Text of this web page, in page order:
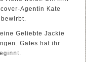
Agentin Kate
Geliebte Jackie
Gates hat ihr